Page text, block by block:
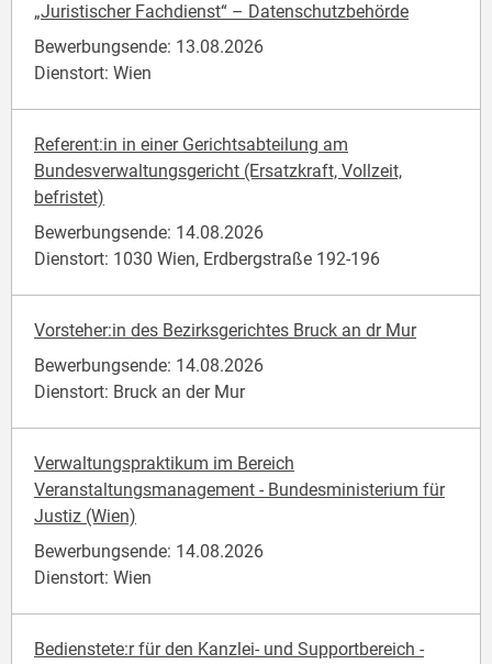
„Juristischer Fachdienst“ – Datenschutzbehörde
Bewerbungsende: 13.08.2026
Dienstort: Wien
Referent:in in einer Gerichtsabteilung am
Bundesverwaltungsgericht (Ersatzkraft, Vollzeit,
befristet)
Bewerbungsende: 14.08.2026
Dienstort: 1030 Wien, Erdbergstraße 192-196
Vorsteher:in des Bezirksgerichtes Bruck an dr Mur
Bewerbungsende: 14.08.2026
Dienstort: Bruck an der Mur
Verwaltungspraktikum im Bereich
Veranstaltungsmanagement - Bundesministerium für
Justiz (Wien)
Bewerbungsende: 14.08.2026
Dienstort: Wien
Bedienstete:r für den Kanzlei- und Supportbereich -